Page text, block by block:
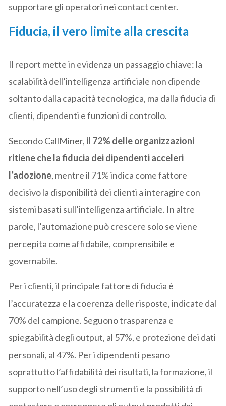
supportare gli operatori nei contact center.
Fiducia, il vero limite alla crescita
Il report mette in evidenza un passaggio chiave: la
scalabilità dell’intelligenza artificiale non dipende
soltanto dalla capacità tecnologica, ma dalla fiducia di
clienti, dipendenti e funzioni di controllo.
Secondo CallMiner, il 72% delle organizzazioni
ritiene che la fiducia dei dipendenti acceleri
l’adozione, mentre il 71% indica come fattore
decisivo la disponibilità dei clienti a interagire con
sistemi basati sull’intelligenza artificiale. In altre
parole, l’automazione può crescere solo se viene
percepita come affidabile, comprensibile e
governabile.
Per i clienti, il principale fattore di fiducia è
l’accuratezza e la coerenza delle risposte, indicate dal
70% del campione. Seguono trasparenza e
spiegabilità degli output, al 57%, e protezione dei dati
personali, al 47%. Per i dipendenti pesano
soprattutto l’affidabilità dei risultati, la formazione, il
supporto nell’uso degli strumenti e la possibilità di